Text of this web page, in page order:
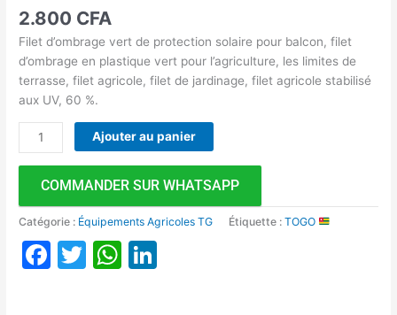
2.800 CFA
Filet d’ombrage vert de protection solaire pour balcon, filet
d’ombrage en plastique vert pour l’agriculture, les limites de
terrasse, filet agricole, filet de jardinage, filet agricole stabilisé
aux UV, 60 %.
Ajouter au panier
COMMANDER SUR WHATSAPP
Catégorie : Équipements Agricoles TG Étiquette :TOGO
Facebook
TwitterWhatsApp